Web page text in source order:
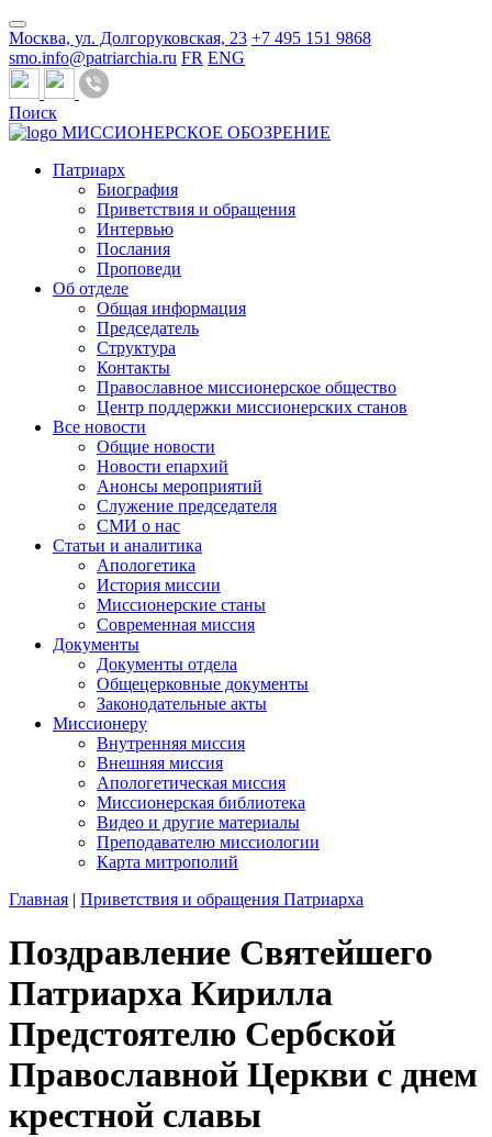
Москва, ул. Долгоруковская, 23 +7 495 151 9868
smo.info@patriarchia.ru FR ENG
Поиск
МИССИОНЕРСКОЕ ОБОЗРЕНИЕ
Патриарх
Биография
Приветствия и обращения
Интервью
Послания
Проповеди
Об отделе
Общая информация
Председатель
Структура
Контакты
Православное миссионерское общество
Центр поддержки миссионерских станов
Все новости
Общие новости
Новости епархий
Анонсы мероприятий
Служение председателя
СМИ о нас
Статьи и аналитика
Апологетика
История миссии
Миссионерские станы
Современная миссия
Документы
Документы отдела
Общецерковные документы
Законодательные акты
Миссионеру
Внутренняя миссия
Внешняя миссия
Апологетическая миссия
Миссионерская библиотека
Видео и другие материалы
Преподавателю миссиологии
Карта митрополий
Главная | Приветствия и обращения Патриарха
Поздравление Святейшего
Патриарха Кирилла
Предстоятелю Сербской
Православной Церкви с днем
крестной славы